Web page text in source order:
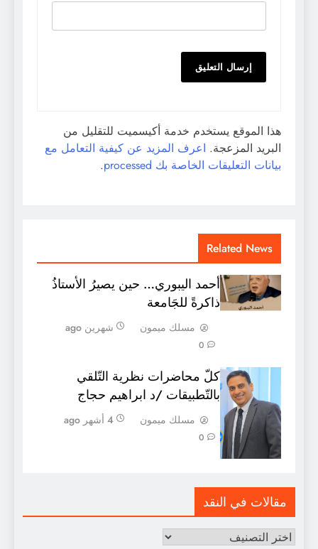
هذا الموقع يستخدم خدمة أكيسميت للتقليل من
البريد المزعجة. اعرف المزيد عن كيفية التعامل مع
بيانات التعليقات الخاصة بك processed
.
Related News
أحمد اليبوري… حين يصيرُ الأستاذُ
ذاكرةً للجَامعة
مسلك ميمون شهرين ago
0
كلّ محاضرات نظرية التّلقي
بالتّطبيقات /د ابراهيم حجاج
مسلك ميمون 4 أشهر ago
0
مقالات في النقد
مقالات